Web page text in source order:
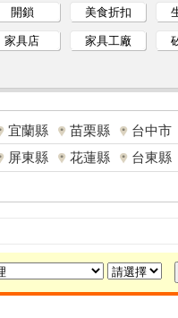
開鎖 美食折扣
家具店 家具工廠
宜蘭縣 苗栗縣 台中市
屏東縣 花蓮縣 台東縣